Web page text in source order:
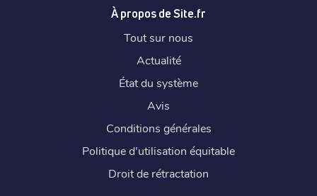
À propos de Site.fr
Tout sur nous
Actualité
État du système
Avis
Conditions générales
Politique d'utilisation équitable
Droit de rétractation